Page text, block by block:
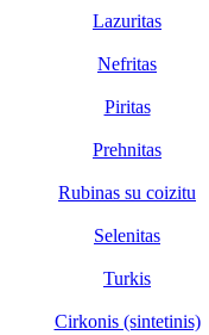
Lazuritas
Nefritas
Piritas
Prehnitas
Rubinas su coizitu
Selenitas
Turkis
Cirkonis (sintetinis)